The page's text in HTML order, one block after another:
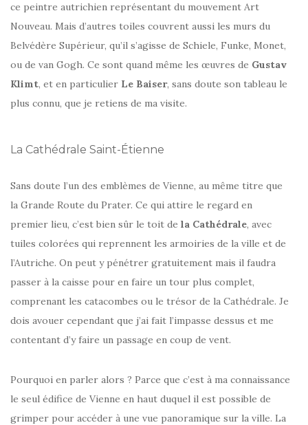
ce peintre autrichien représentant du mouvement Art
Nouveau. Mais d’autres toiles couvrent aussi les murs du
Belvédère Supérieur, qu’il s’agisse de Schiele, Funke, Monet,
ou de van Gogh. Ce sont quand même les œuvres de Gustav
Klimt, et en particulier Le Baiser, sans doute son tableau le
plus connu, que je retiens de ma visite.
La Cathédrale Saint-Étienne
Sans doute l’un des emblèmes de Vienne, au même titre que
la Grande Route du Prater. Ce qui attire le regard en
premier lieu, c’est bien sûr le toit de la Cathédrale, avec
tuiles colorées qui reprennent les armoiries de la ville et de
l’Autriche. On peut y pénétrer gratuitement mais il faudra
passer à la caisse pour en faire un tour plus complet,
comprenant les catacombes ou le trésor de la Cathédrale. Je
dois avouer cependant que j’ai fait l’impasse dessus et me
contentant d’y faire un passage en coup de vent.
Pourquoi en parler alors ? Parce que c’est à ma connaissance
le seul édifice de Vienne en haut duquel il est possible de
grimper pour accéder à une vue panoramique sur la ville. La